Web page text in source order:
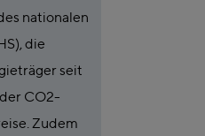
nationalen
die
seit
CO2-
Zudem